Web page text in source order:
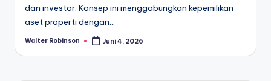
dan investor. Konsep ini menggabungkan kepemilikan
aset properti dengan…
Posted
Walter Robinson Juni 4, 2026